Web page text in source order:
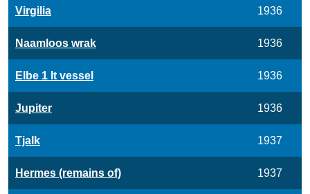
Virgilia 1936
Naamloos wrak 1936
Elbe 1 lt vessel 1936
Jupiter 1936
Tjalk 1937
Hermes (remains of) 1937